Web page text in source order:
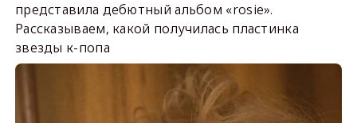
представила дебютный альбом «rosie».
Рассказываем, какой получилась пластинка
звезды к-попа